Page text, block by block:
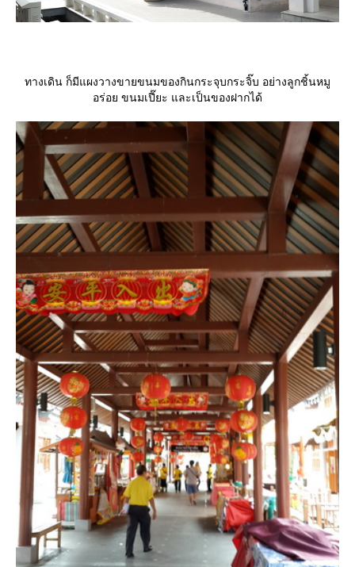
ทางเดิน ก็มีแผงวางขายขนมของกินกระจุบกระจิ๊บ อย่างลูกชิ้นหมู
อร่อย ขนมเปี๊ยะ และเป็นของฝากได้